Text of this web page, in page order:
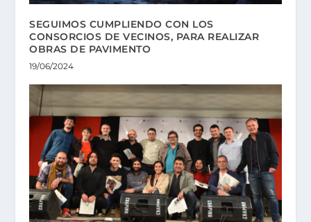
SEGUIMOS CUMPLIENDO CON LOS
CONSORCIOS DE VECINOS, PARA REALIZAR
OBRAS DE PAVIMENTO
19/06/2024